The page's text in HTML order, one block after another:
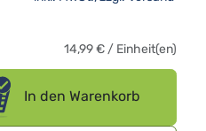
In den Warenkorb
14,99€ / Einheit(en)